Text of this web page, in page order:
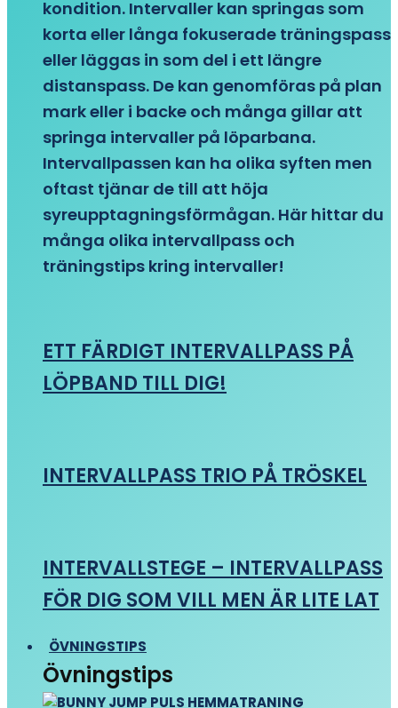
kondition. Intervaller kan springas som
korta eller långa fokuserade träningspass
eller läggas in som del i ett längre
distanspass. De kan genomföras på plan
mark eller i backe och många gillar att
springa intervaller på löparbana.
Intervallpassen kan ha olika syften men
oftast tjänar de till att höja
syreupptagningsförmågan. Här hittar du
många olika intervallpass och
träningstips kring intervaller!
ETT FÄRDIGT INTERVALLPASS PÅ
LÖPBAND TILL DIG!
INTERVALLPASS TRIO PÅ TRÖSKEL
INTERVALLSTEGE – INTERVALLPASS
FÖR DIG SOM VILL MEN ÄR LITE LAT
ÖVNINGSTIPS
Övningstips